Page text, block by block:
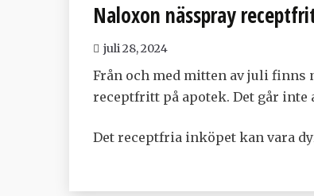
Naloxon nässpray
juli 28, 2024
Från och med mitten av juli
receptfritt på apotek. Det går
Det receptfria inköpet kan vara